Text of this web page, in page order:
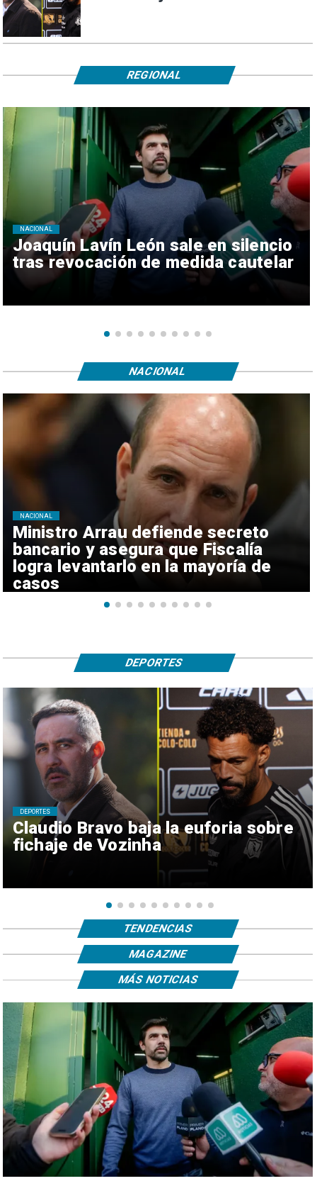
Joaquín Lavín León sale en silencio
tras revocación de medida cautelar
NACIONAL
REGIONAL
Ministro Arrau defiende secreto
bancario y asegura que Fiscalía
logra levantarlo en la mayoría de
casos
NACIONAL
NACIONAL
Claudio Bravo baja la euforia sobre
fichaje de Vozinha
DEPORTES
DEPORTES
TENDENCIAS
MAGAZINE
MÁS NOTICIAS